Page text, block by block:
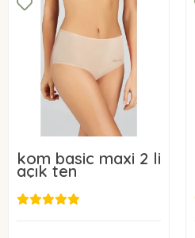
kom basic maxi 2 li
açık ten
849,00 TL